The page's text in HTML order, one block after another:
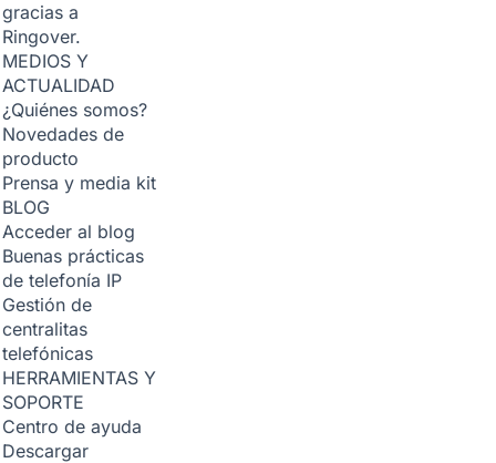
gracias a
Ringover.
MEDIOS Y
ACTUALIDAD
¿Quiénes somos?
Novedades de
producto
Prensa y media kit
BLOG
Acceder al blog
Buenas prácticas
de telefonía IP
Gestión de
centralitas
telefónicas
HERRAMIENTAS Y
SOPORTE
Centro de ayuda
Descargar